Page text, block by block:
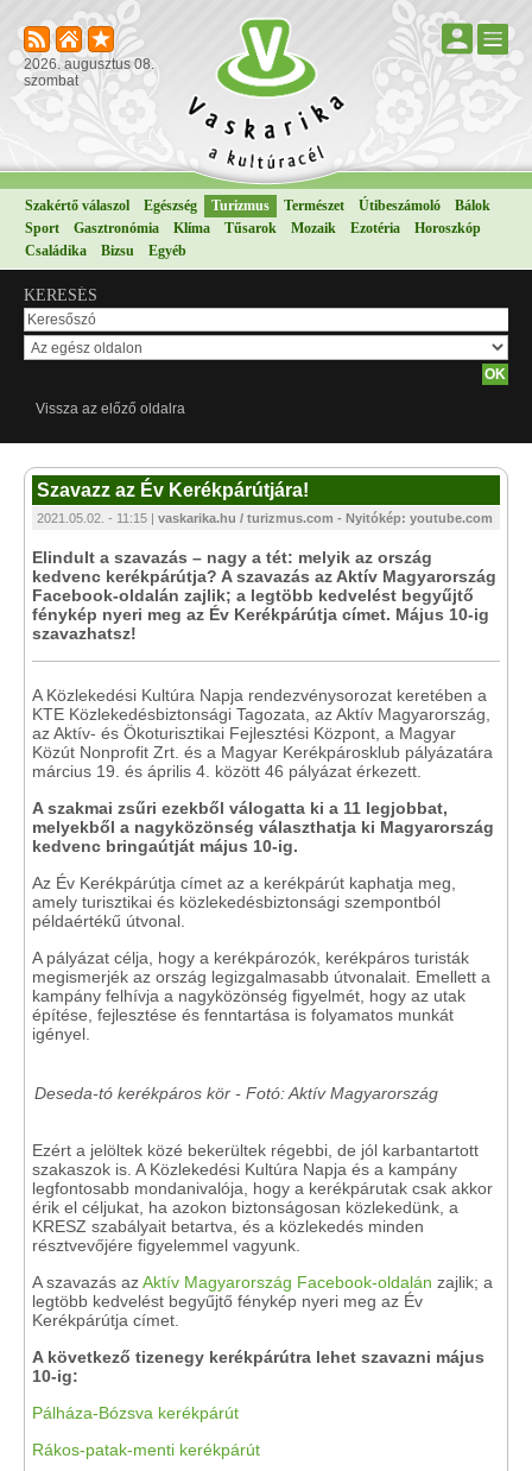
2026. augusztus 08.
szombat
Szakértő válaszol Egészség Turizmus Természet Útibeszámoló
Bálok
Sport
Gasztronómia Klíma Tűsarok Mozaik Ezotéria
Horoszkóp
Családika
Bizsu Egyéb
KERESÉS
Vissza az előző oldalra
Szavazz az Év Kerékpárútjára!
2021.05.02. - 11:15 | vaskarika.hu / turizmus.com - Nyitókép: youtube.com
Elindult a szavazás – nagy a tét: melyik az ország
kedvenc kerékpárútja? A szavazás az Aktív Magyarország
Facebook-oldalán zajlik; a legtöbb kedvelést begyűjtő
fénykép nyeri meg az Év Kerékpárútja címet. Május 10-ig
szavazhatsz!
A Közlekedési Kultúra Napja rendezvénysorozat keretében a
KTE Közlekedésbiztonsági Tagozata, az Aktív Magyarország,
az Aktív- és Ökoturisztikai Fejlesztési Központ, a Magyar
Közút Nonprofit Zrt. és a Magyar Kerékpárosklub pályázatára
március 19. és április 4. között 46 pályázat érkezett.
A szakmai zsűri ezekből válogatta ki a 11 legjobbat,
melyekből a nagyközönség választhatja ki Magyarország
kedvenc bringaútját május 10-ig.
Az Év Kerékpárútja címet az a kerékpárút kaphatja meg,
amely turisztikai és közlekedésbiztonsági szempontból
példaértékű útvonal.
A pályázat célja, hogy a kerékpározók, kerékpáros turisták
megismerjék az ország legizgalmasabb útvonalait. Emellett a
kampány felhívja a nagyközönség figyelmét, hogy az utak
építése, fejlesztése és fenntartása is folyamatos munkát
igényel.
Deseda-tó kerékpáros kör - Fotó: Aktív Magyarország
Ezért a jelöltek közé bekerültek régebbi, de jól karbantartott
szakaszok is. A Közlekedési Kultúra Napja és a kampány
legfontosabb mondanivalója, hogy a kerékpárutak csak akkor
érik el céljukat, ha azokon biztonságosan közlekedünk, a
KRESZ szabályait betartva, és a közlekedés minden
résztvevőjére figyelemmel vagyunk.
A szavazás azAktív Magyarország Facebook-oldalán zajlik; a
legtöbb kedvelést begyűjtő fénykép nyeri meg az Év
Kerékpárútja címet.
A következő tizenegy kerékpárútra lehet szavazni május
10-ig:
Pálháza-Bózsva kerékpárút
Rákos-patak-menti kerékpárút